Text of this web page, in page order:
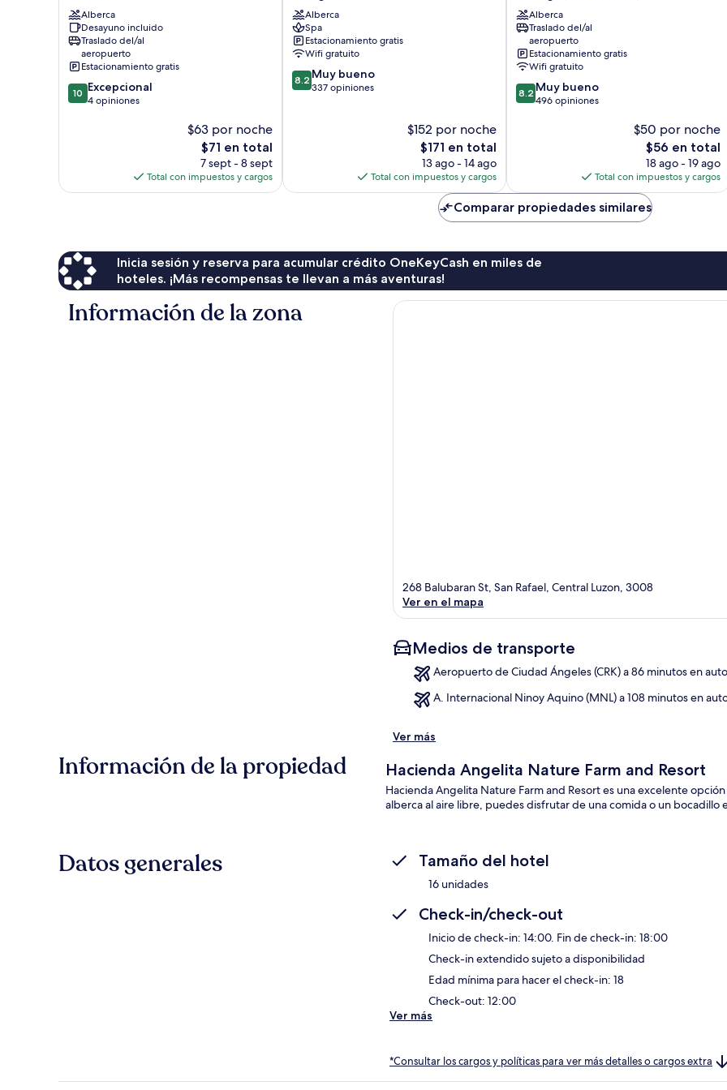
and
Resort
Plaridel
Alberca
Desayuno incluido
Traslado del/al
aeropuerto
Estacionamiento gratis
10.0
de
10 Excepcional
4 opiniones
$63 por noche
El
precio
actual
es
$71 en total
7 sept - 8 sept
Total con impuestos y cargos
Nasugbu
Alberca
Spa
Estacionamiento gratis
Wifi gratuito
8.2
de
8.2 Muy bueno
337 opiniones
$152 por noche
El
precio
actual
es
$171 en total
13 ago - 14 ago
Total con impuestos y cargos
Balibago
(club
nocturno)
Alberca
Traslado del/al
aeropuerto
Estacionamiento gratis
Wifi gratuito
8.2
de
8.2 Muy bueno
496 opiniones
$50 por noche
El
precio
actual
es
de
$56
$56 en total
18 ago - 19 ago
Total con impuestos y cargos
Comparar propiedades similares
Inicia sesión y reserva para acumular crédito OneKeyCash en miles de
hoteles. ¡Más recompensas te llevan a más aventuras!
Información de la zona
268 Balubaran St, San Rafael, Central Luzon, 3008
Ver en el mapa
Medios de transporte
Aeropuerto de Ciudad Ángeles (CRK) a 86 minutos en auto
A. Internacional Ninoy Aquino (MNL) a 108 minutos en
Ver más
Información de la propiedad Hacienda Angelita Nature Farm and Resort
Hacienda Angelita Nature Farm and Resort es una excelente
alberca al aire libre, puedes disfrutar de una comida o un bocadillo
Datos generales Tamaño del hotel
16 unidades
Check-in/check-out
Inicio de check-in: 14:00. Fin de check-in: 18:00
Check-in extendido sujeto a disponibilidad
Edad mínima para hacer el check-in: 18
Check-out: 12:00
Ver más
*Consultar los cargos y políticas para ver más detalles o cargos extra